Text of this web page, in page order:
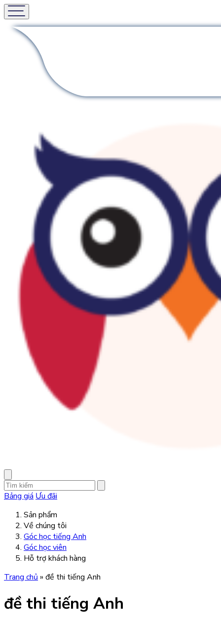
Bảng giá Ưu đãi
Sản phẩm
Về chúng tôi
Góc học tiếng Anh
Góc học viên
Hỗ trợ khách hàng
Trang chủ » đề thi tiếng Anh
đề thi tiếng Anh